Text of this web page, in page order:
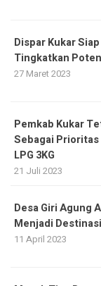
Dispar Kukar
Tingkatkan
27 Maret 2023
Pemkab Kukar
Sebagai Prioritas
LPG 3KG
21 Juli 2023
Desa Giri Agung
Menjadi
11 April 2023